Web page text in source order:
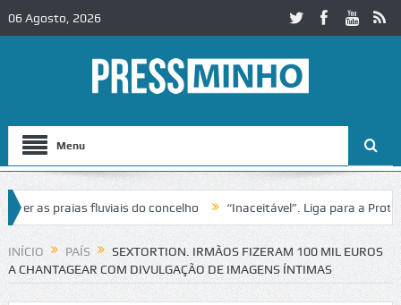
06 Agosto, 2026
Menu
as praias fluviais do concelho “Inaceitável”. Liga para a
de trânsito no IC2 em Alcobaça Igreja do Castelo de
INÍCIO PAÍS
SEXTORTION. IRMÃOS FIZERAM 100 MIL EUROS
A CHANTAGEAR COM DIVULGAÇÃO DE IMAGENS ÍNTIMAS